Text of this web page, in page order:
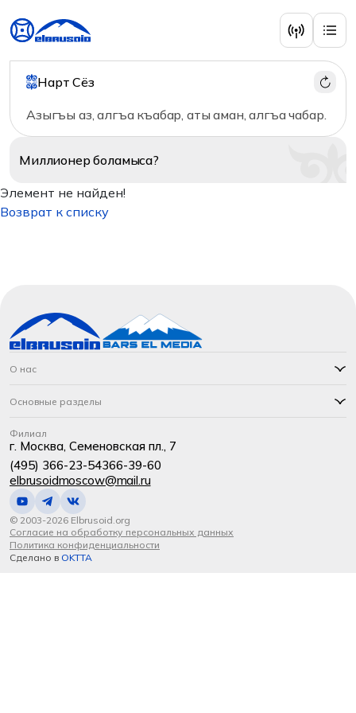
Нарт Сёз
Азыгъы аз, алгъа къабар, аты аман, алгъа чабар.
Миллионерболамыса?
Элемент не найден!
Возврат к списку
О нас
Основные разделы
Филиал
г. Москва, Семеновская пл., 7
(495) 366-23-54366-39-60
elbrusoidmoscow@mail.ru
© 2003-2026 Elbrusoid.org
Согласие на обработку персональных данных
Политика конфиденциальности
Сделано в OKTTA